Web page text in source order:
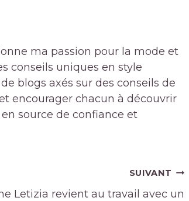
ma passion pour la mode et
conseils uniques en style
blogs axés sur des conseils de
encourager chacun à découvrir
source de confiance et
SUIVANT
Letizia revient au travail avec un